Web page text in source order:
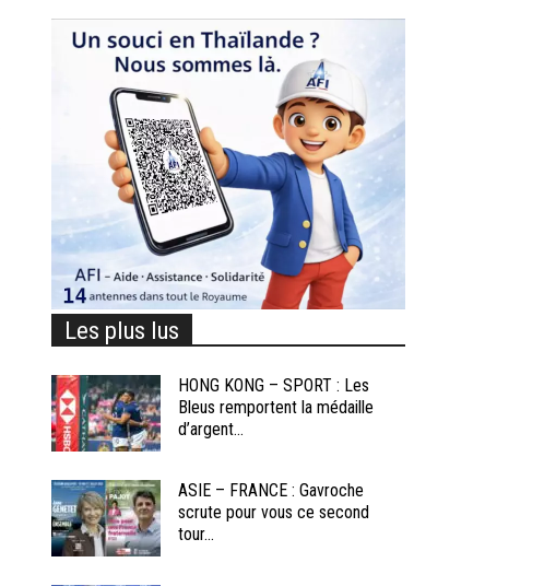
Les plus lus
HONG KONG – SPORT : Les
Bleus remportent la médaille
d’argent...
ASIE – FRANCE : Gavroche
scrute pour vous ce second
tour...